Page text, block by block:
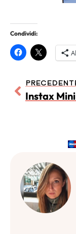
Condividi: